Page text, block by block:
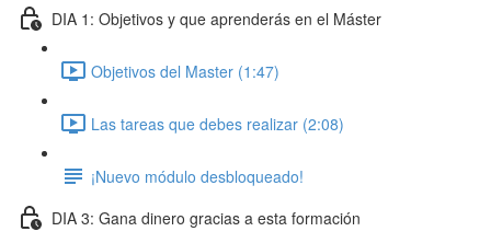
DIA 1: Objetivos y que aprenderás en el Máster
Objetivos del Master (1:47)
Las tareas que debes realizar (2:08)
¡Nuevo módulo desbloqueado!
DIA 3: Gana dinero gracias a esta formación